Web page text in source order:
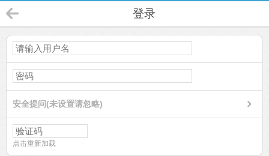
登录
安全提问(未设置请忽略)
点击重新加载